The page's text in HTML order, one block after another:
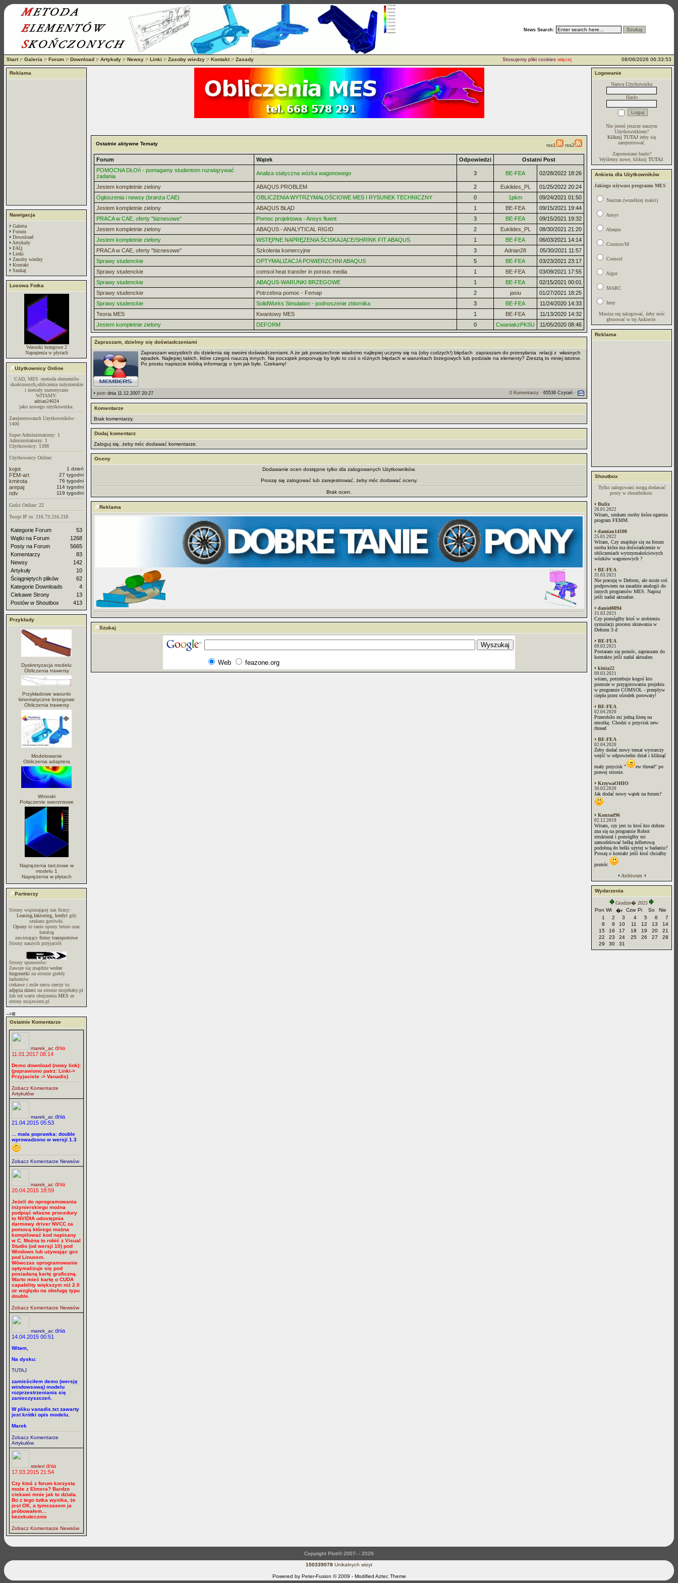
News Search:
Start:· Galeria :· Forum :· Download :· Artykuły :· Newsy :· Linki :· Zasoby wiedzy :· Kontakt:· Zasady Stosujemy pliki cookieswięcej... 08/06/2026 06:33:53
Reklama
Nawigacja
Galeria
Forum
Download
Artykuły
FAQ
Linki
Zasoby wiedzy
Kontakt
Szukaj
Losowa Fotka
Warunki brzegowe 2
Naprężenia w płytach
Użytkownicy Online
CAD, MES -metoda elementów
skończonych,obliczenia inżynierskie
i metody numeryczne
WITAMY:
adrian24024
jako nowego użytkownika.
Zarejestrowanch Uzytkowników:
1400
Super Administratorzy: 1
Administratorzy: 1
Użytkownicy: 1398
Użytkownicy Online:
kojot 1 dzień
FEM-art 27 tygodni
kmirota 76 tygodni
arepaj 114 tygodni
ndv 119 tygodni
Gości Online: 22
Twoje IP to: 216.73.216.218
Kategorie Forum
53
Wątki na Forum
1268
Posty na Forum
5665
Komentarzy
83
Newsy
142
Artykuły
10
Ściągniętych plików
62
Kategorie Downloads
4
Ciekawe Strony
13
Postów w Shoutbox
413
Przykłady
Dyskretyzacja modelu
Obliczenia trawersy
Przykładowe warunki
kinematyczne brzegowe
Obliczenia trawersy
Modelowanie
Obliczenia adaptera
Wnioski
Połączenie sworzniowe
Naprężenia tarczowe w
modelu 1
Naprężenia w płytach
Partnerzy
Strony wspierającej nas firmy:
Leasing,faktoring, kredytgdy
szukasz gotówki.
Opony to tanie opony letnie oraz
katalog
zawierający firmy transportowe
Strony naszych przyjaciół:
Strony sponsorów:
Zawsze się znajdzie wolne
furgonetki na stronie giełdy
ładunków
ciekawe i miłe sercu rzeczy to:
zdjęcia dzieci na stronie mojebaby.pl
lub też warte obejrzenia MES ze
strony mojzwierz.pl
-->lll
Ostatnie Komentarze
marek_ac dnia
11.01.2017 08:14
Demo download (nowy link):
(poprawiono patrz: Linki->
Przyjaciele -> Vanadis)
Zobacz Komentarze
Artykułów
marek_ac dnia
21.04.2015 05:53
... mała poprawka: double
wprowadzono w wersji 1.3
Zobacz Komentarze Newsów
marek_ac dnia
20.04.2015 18:59
Jeżeli do oprogramowania
inżynierskiego można
podpiąć własne procedury
to NVIDIA udostępnia
darmowy driver NVCC za
pomocą którego można
kompilować kod napisany
w C. Można to robić z Visual
Studio (od wersji 10) pod
Windows lub używając gcc
pod Linuxem.
Wówczas oprogramowanie
optymalizuje się pod
posiadaną kartę graficzną.
Warto mieć kartę o CUDA
capability większym niż 2.0
ze względu na obsługę typu
double.
Zobacz Komentarze Newsów
marek_ac dnia
14.04.2015 00:51
Witam,
Na dysku:
TUTAJ
zamieściłem demo (wersję
windowsową) modelu
rozprzestrzeniania się
zanieczyszczeń.
W pliku vanadis.txt zawarty
jest krótki opis modelu.
Marek
Zobacz Komentarze
Artykułów
steleri dnia
17.03.2015 21:54
Czy ktoś z forum korzysta
może z Elmera? Bardzo
ciekawi mnie jak to działa.
Bo z tego tutka wynika, że
jest OK, a tymczasem ja
próbowałem...
bezskutecznie
Zobacz Komentarze Newsów
Ostatnie aktywne Tematy rss1 rss2
Forum Wątek Odpowiedzi
Ostatni Post
POMOCNA DŁOń - pomagamy studentom rozwiązywać
zadania
Analiza statyczna wózka wagonowego 3 BE-FEA 02/28/2022 18:26
Jestem kompletnie zielony ABAQUS PROBLEM 2 Euklides_PL
01/25/2022 20:24
Ogłoszenia i newsy (branża CAE)
OBLICZENIA WYTRZYMAŁOŚCIOWE MES I RYSUNEK TECHNICZNY 0 1pkm
09/24/2021 01:50
Jestem kompletnie zielony
ABAQUS BŁĄD 1 BE-FEA
09/15/2021 19:44
PRACA w CAE, oferty "biznesowe"
Pomoc projektowa - Ansys fluent 3 BE-FEA
09/15/2021 19:32
Jestem kompletnie zielony
ABAQUS - ANALYTICAL RIGID 2 Euklides_PL
08/30/2021 21:20
Jestem kompletnie zielony
WSTĘPNE NAPRĘZENIA ŚCISKAJĄCE/SHRINK FIT ABAQUS 1 BE-FEA
06/03/2021 14:14
PRACA w CAE, oferty "biznesowe"
Szkolenia komercyjne 3 Adrian28
05/30/2021 11:57
Sprawy studenckie
OPTYMALIZACJA POWIERZCHNI ABAQUS 5 BE-FEA
03/23/2021 23:17
Sprawy studenckie
comsol heat transfer in porous media 1 BE-FEA
03/09/2021 17:55
Sprawy studenckie
ABAQUS-WARUNKI BRZEGOWE 1 BE-FEA
02/15/2021 00:01
Sprawy studenckie
Potrzebna pomoc - Femap 2 jasiu
01/27/2021 18:25
Sprawy studenckie
SolidWorks Simulation - podnoszenie zbiornika 3 BE-FEA
11/24/2020 14:33
Teoria MES
Kwantowy MES 1 BE-FEA
11/13/2020 14:32
Jestem kompletnie zielony
DEFORM 0 CwaniakzPKSU 11/05/2020 08:46
Zapraszam, dzielmy się doświadczeniami
Zapraszam wszystkich do dzielenia się swoimi doświadczeniami. A że jak powszechnie wiadomo najlepiej uczymy się na (oby cudzych!) błędach zapraszam do przesyłania relacji z własnych
wpadek. Najlepiej takich, które czegoś nauczą innych. Na początek proponuję by było to coś o różnych błędach w warunkach brzegowych lub podziale na elementy? Zresztą to mniej istotne.
Po prostu napiszcie krótką informację o tym jak było. Czekamy!
piotr dnia 11.12.2007 20:27 0 Komentarzy · 65536 Czytań ·
Komentarze
Brak komentarzy.
Dodaj komentarz
Zaloguj się, żeby móc dodawać komentarze.
Oceny
Dodawanie ocen dostępne tylko dla zalogowanych Użytkowników.
Proszę się zalogować lub zarejestrować, żeby móc dodawać oceny.
Brak ocen.
Reklama
Szukaj
Web feazone.org
Logowanie
Nazwa Użytkownika
Hasło
Nie jesteś jeszcze naszym
Użytkownikiem?
Kilknij TUTAJ żeby się
zarejestrować.
Zapomniane hasło?
Wyślemy nowe, kliknij TUTAJ.
Ankieta dla Użytkowników
Jakiego używasz programu MES
Nastran (wszelkiej maści)
Ansys
Abaqus
Cosmos/M
Comsol
Algor
MARC
Inny
Musisz się zalogować, żeby móc
głosować w tej Ankiecie.
Reklama
Shoutbox
Tylko zalogowani mogą dodawać
posty w shoutboksie.
Bulix
26.01.2022
Witam, szukam osoby która ogarnia
program FEMM.
damian14100
25.01.2022
Witam, Czy znajduje się na forum
osoba która ma doświadczenie w
obliczeniach wytrzymałościowych
wózków wagonowych ?
BE-FEA
31.03.2021
Nie pracuję w Deform, ale może coś
podpowiem na zasadzie analogii do
innych programów MES. Napisz
jeśli nadal aktualne.
daniel8894
31.03.2021
Czy pomógłby ktoś w zrobieniu
symulacji procesu skrawania w
Deform 3 d
BE-FEA
09.03.2021
Postaram się pomóc, zapraszam do
kontaktu jeśli nadal aktualne.
kinia22
09.03.2021
witam, potrzebuje kogoś kto
pomoże w przygotowaniu projektu
w programie COMSOL - przeplyw
ciepła przez ośrodek porowaty!
BE-FEA
02.04.2020
Przerobiło mi jedną literę na
emotkę. Chodzi o przycisk new
thread
BE-FEA
02.04.2020
Żeby dodać nowy temat wystarczy
wejść w odpowiedni dział i kliknąć
mały przycisk "
ew thread" po
prawej stronie.
KrzywaOHIO
30.03.2020
Jak dodać nowy wątek na forum?
Konrad96
02.12.2019
Witam, czy jest tu ktoś kto dobrze
zna się na programie Robot
struktural i pomógłby mi
zamodelować belkę żelbetową
podobną do belki użytej w badaniu?
Proszę o kontakt jeśli ktoś chciałby
pomóc
Archiwum
Wydarzenia
Grudzie� 2025
Pon Wt �r Czw Pi So
Nie
1
2 3 4 5 6
7
8
9 10 11 12 13
14
15
16 17 18 19 20
21
22
23 24 25 26 27
28
29
30 31
Copyright Piotr© 2007- - 2026
150339078 Unikalnych wizyt
Powered by Peter-Fusion © 2009 - Modified Aztec Theme